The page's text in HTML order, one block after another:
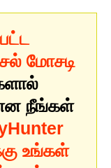
மோசடி
என நீங்கள்
உங்கள்